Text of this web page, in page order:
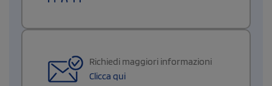
Richiedi maggiori informazioni
Clicca qui